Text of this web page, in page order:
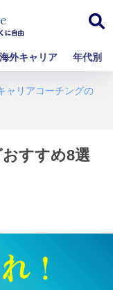
海外キャリア 年代別
ャリアコーチングの
すすめ8選